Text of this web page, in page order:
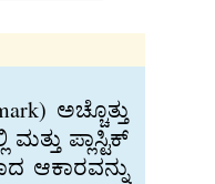
ಅಚ್ಚೊತ್ತು
ಪ್ಲಾಸ್ಟಿಕ್
ಆಕಾರವನ್ನು